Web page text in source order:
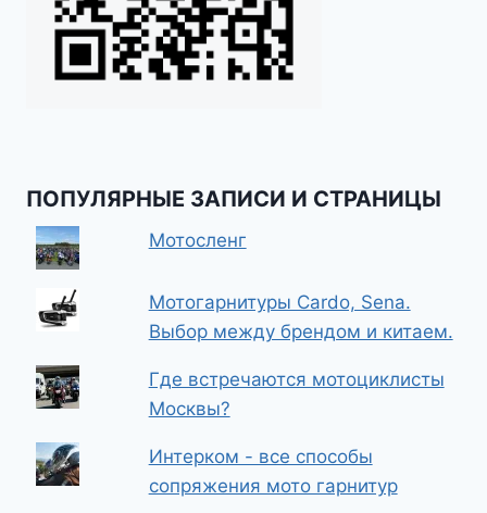
ПОПУЛЯРНЫЕ ЗАПИСИ И СТРАНИЦЫ
Мотосленг
Мотогарнитуры Cardo, Sena.
Выбор между брендом и китаем.
Где встречаются мотоциклисты
Москвы?
Интерком - все способы
сопряжения мото гарнитур